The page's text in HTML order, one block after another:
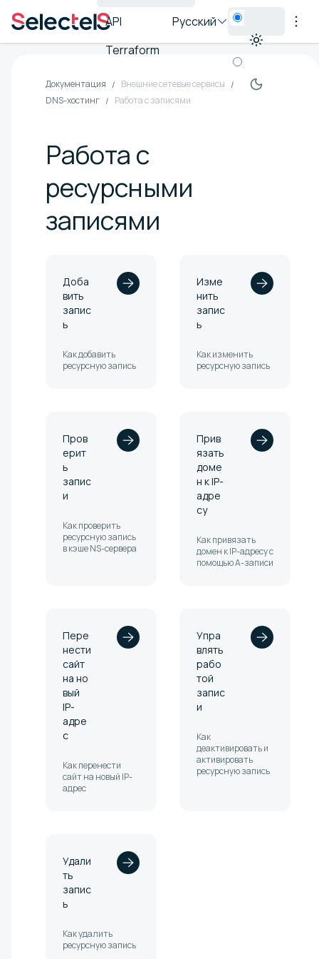
API
Terraform
Русский
Документация
Внешние сетевые сервисы
DNS-хостинг
Работа с записями
Работа с
ресурсными
записями
Доба
вить
запис
ь
Как добавить
ресурсную запись
Изме
нить
запис
ь
Как изменить
ресурсную запись
Пров
ерит
ь
запис
и
Как проверить
ресурсную запись
в кэше NS-сервера
Прив
язать
доме
н к IP-
адре
су
Как привязать
домен к IP-адресу с
помощью A-записи
Пере
нести
сайт
на но
вый
IP-
адре
с
Как перенести
сайт на новый IP-
адрес
Упра
влять
рабо
той
запис
и
Как
деактивировать и
активировать
ресурсную запись
Удали
ть
запис
ь
Как удалить
ресурсную запись